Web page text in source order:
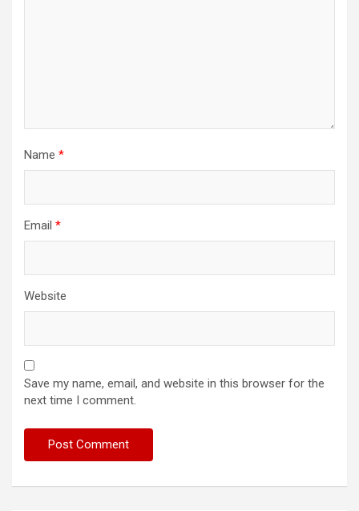
Name *
Email *
Website
Save my name, email, and website in this browser for the
next time I comment.